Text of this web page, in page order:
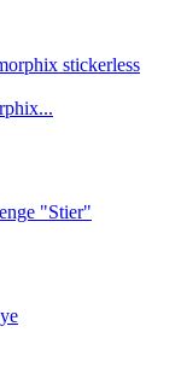
"Stier"